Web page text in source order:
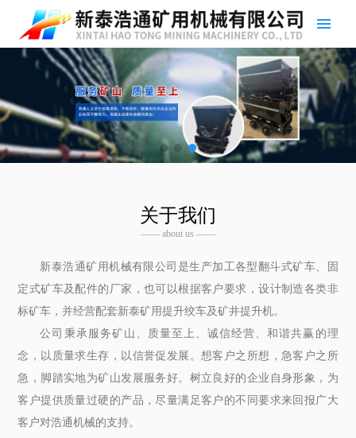
关于我们
—— about us ——
新泰浩通矿用机械有限公司是生产加工各型翻斗式矿车、固
定式矿车及配件的厂家，也可以根据客户要求，设计制造各类非
标矿车，并经营配套新泰矿用提升绞车及矿井提升机。
公司秉承服务矿山、质量至上、诚信经营、和谐共赢的理
念，以质量求生存，以信誉促发展。想客户之所想，急客户之所
急，脚踏实地为矿山发展服务好。树立良好的企业自身形象，为
客户提供质量过硬的产品，尽量满足客户的不同要求来回报广大
客户对浩通机械的支持。